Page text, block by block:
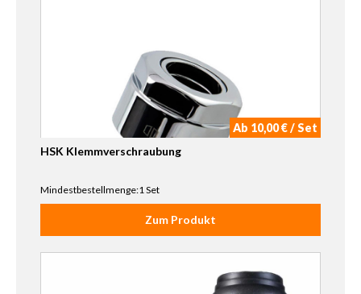
Ab 10,00 € / Set
HSK Klemmverschraubung
Mindestbestellmenge:1 Set
Zum Produkt